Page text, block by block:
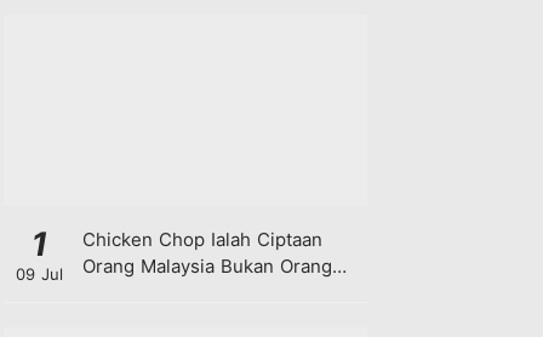
1
09 Jul
Chicken Chop Ialah Ciptaan
Orang Malaysia Bukan Orang